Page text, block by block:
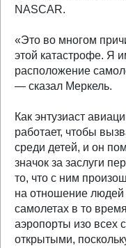
NASCAR.
«Это во многом
этой катастрофе. Я
расположение
— сказал Меркель.
Как энтузиаст
работает, чтобы
среди детей, и он
значок за заслуги
то, что с ним
на отношение
самолетах в то
аэропорты изо всех
открытыми,